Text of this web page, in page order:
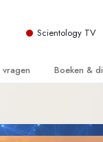
Scientology TV
Kerk
Boeken &
De